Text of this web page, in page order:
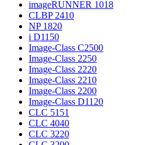
imageRUNNER 1018
CLBP 2410
NP 1820
i D1150
Image-Class C2500
Image-Class 2250
Image-Class 2220
Image-Class 2210
Image-Class 2200
Image-Class D1120
CLC 5151
CLC 4040
CLC 3220